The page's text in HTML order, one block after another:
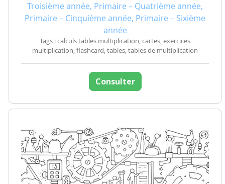
Troisième année, Primaire – Quatrième année,
Primaire – Cinquième année, Primaire – Sixième
année
Tags : calculs tables multiplication, cartes, exercices
multiplication, flashcard, tables, tables de multiplication
Consulter